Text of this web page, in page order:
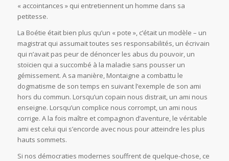
« accointances » qui entretiennent un homme dans sa
petitesse.
La Boétie était bien plus qu’un « pote », c’était un modèle – un
magistrat qui assumait toutes ses responsabilités, un écrivain
qui n’avait pas peur de dénoncer les abus du pouvoir, un
stoïcien qui a succombé à la maladie sans pousser un
gémissement. A sa manière, Montaigne a combattu le
dogmatisme de son temps en suivant l’exemple de son ami
hors du commun. Lorsqu’un copain nous distrait, un ami nous
enseigne. Lorsqu’un complice nous corrompt, un ami nous
corrige. A la fois maître et compagnon d’aventure, le véritable
ami est celui qui s’encorde avec nous pour atteindre les plus
hauts sommets.
Si nos démocraties modernes souffrent de quelque-chose, ce